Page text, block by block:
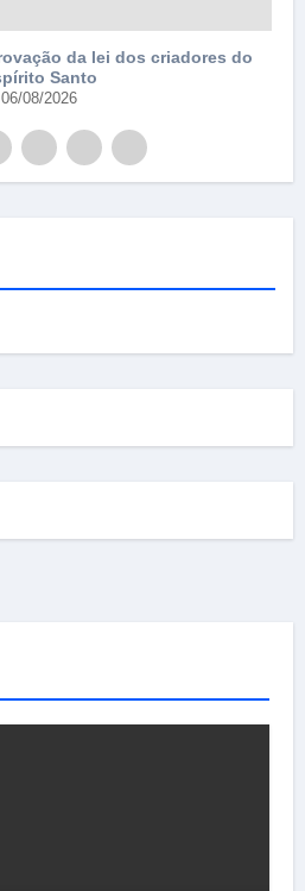
da lei dos criadores do
Santo
06/08/2026